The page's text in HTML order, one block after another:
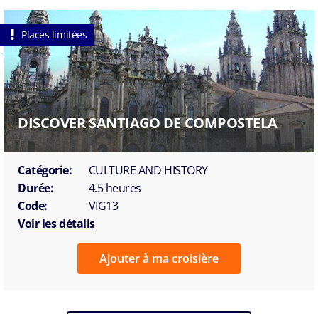
Places limitées
DISCOVER SANTIAGO DE COMPOSTELA
Catégorie:
CULTURE AND HISTORY
Durée:
4.5 heures
Code:
VIG13
Voir les détails
Ajouter à ma croisière